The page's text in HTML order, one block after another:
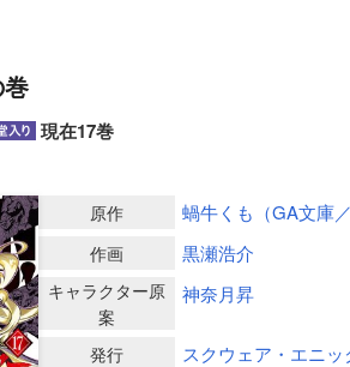
現在17巻
原作 蝸牛くも（GA文庫
作画 黒瀬浩介
キャラクター原
案
神奈月昇
発行 スクウェア・エニッ